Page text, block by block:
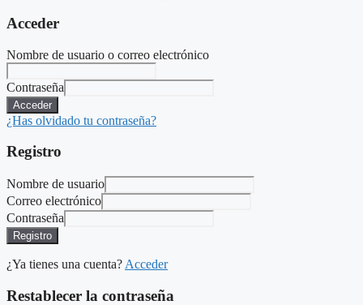
Acceder
Nombre de usuario o correo electrónico
Contraseña
Acceder
¿Has olvidado tu contraseña?
Registro
Nombre de usuario
Correo electrónico
Contraseña
Registro
¿Ya tienes una cuenta? Acceder
Restablecer la contraseña